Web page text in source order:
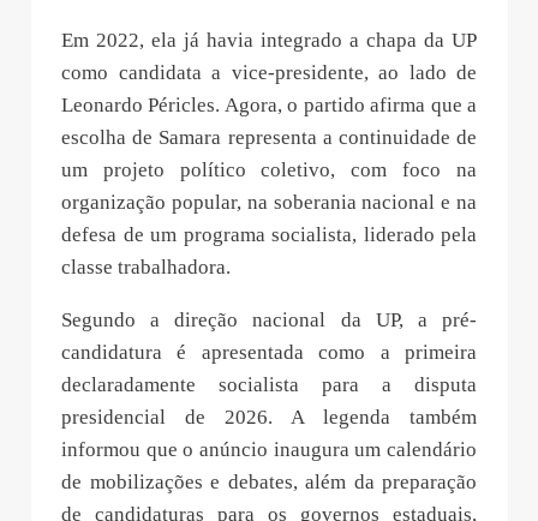
Em 2022, ela já havia integrado a chapa da UP
como candidata a vice-presidente, ao lado de
Leonardo Péricles. Agora, o partido afirma que a
escolha de Samara representa a continuidade de
um projeto político coletivo, com foco na
organização popular, na soberania nacional e na
defesa de um programa socialista, liderado pela
classe trabalhadora.
Segundo a direção nacional da UP, a pré-
candidatura é apresentada como a primeira
declaradamente socialista para a disputa
presidencial de 2026. A legenda também
informou que o anúncio inaugura um calendário
de mobilizações e debates, além da preparação
de candidaturas para os governos estaduais,